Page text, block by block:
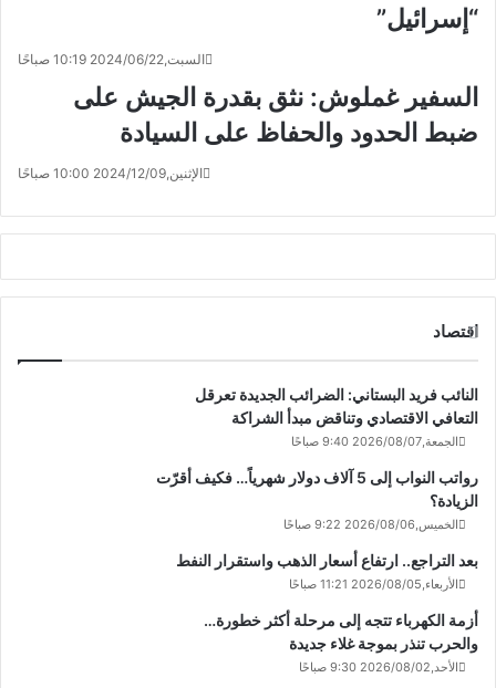
“إسرائيل”
السبت,2024/06/22 10:19 صباحًا
السفير غملوش: نثق بقدرة الجيش على
ضبط الحدود والحفاظ على السيادة
الإثنين,2024/12/09 10:00 صباحًا
اقتصاد
النائب فريد البستاني: الضرائب الجديدة تعرقل
التعافي الاقتصادي وتناقض مبدأ الشراكة
الجمعة,2026/08/07 9:40 صباحًا
رواتب النواب إلى 5 آلاف دولار شهرياً… فكيف أقرّت
الزيادة؟
الخميس,2026/08/06 9:22 صباحًا
بعد التراجع.. ارتفاع أسعار الذهب واستقرار النفط
الأربعاء,2026/08/05 11:21 صباحًا
أزمة الكهرباء تتجه إلى مرحلة أكثر خطورة…
والحرب تنذر بموجة غلاء جديدة
الأحد,2026/08/02 9:30 صباحًا